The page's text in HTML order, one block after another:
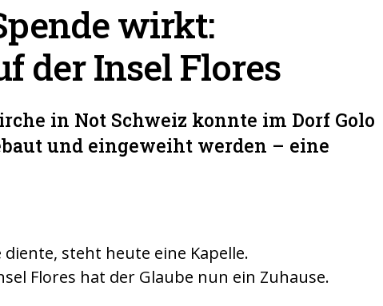
wirkt:
der Insel Flores
in Not Schweiz konnte im Dorf Golo
und eingeweiht werden – eine
steht heute eine Kapelle.
Flores hat der Glaube nun ein Zuhause.